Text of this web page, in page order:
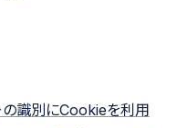
の識別にCookieを利用